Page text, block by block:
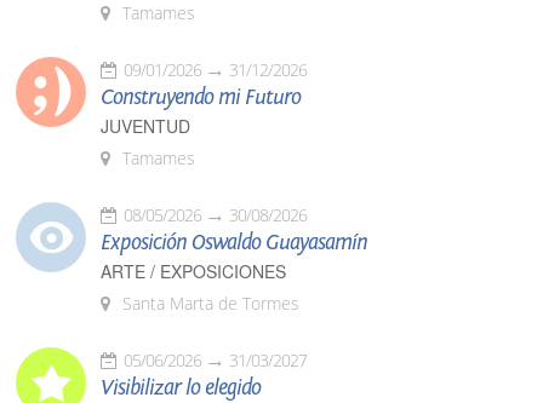
Tamames
09/01/2026 31/12/2026
Construyendo mi Futuro
JUVENTUD
Tamames
08/05/2026 30/08/2026
Exposición Oswaldo Guayasamín
ARTE / EXPOSICIONES
Santa Marta de Tormes
05/06/2026 31/03/2027
Visibilizar lo elegido